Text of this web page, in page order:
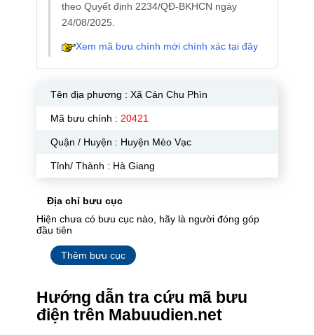
theo Quyết định 2234/QĐ-BKHCN ngày
24/08/2025.
Xem mã bưu chính mới chính xác tại đây
Tên địa phương : Xã Cán Chu Phìn
Mã bưu chính : 20421
Quận / Huyện : Huyện Mèo Vạc
Tỉnh/ Thành : Hà Giang
Địa chỉ bưu cục
Hiện chưa có bưu cục nào, hãy là người đóng góp
đầu tiên
Thêm bưu cục
Hướng dẫn tra cứu mã bưu
điện trên Mabuudien.net